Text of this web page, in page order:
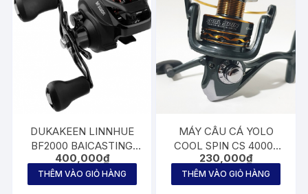
DUKAKEEN LINNHUE
BF2000 BAICASTING
REEL HIGH SPEED 7.2:1
GEAR RATIO
400,000₫
THÊM VÀO GIỎ HÀNG
MÁY CÂU CÁ YOLO
COOL SPIN CS 4000-
5000
230,000₫
THÊM VÀO GIỎ HÀNG